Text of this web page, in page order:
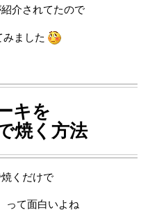
介されてたので
ました
キを
焼く方法
くだけで
って面白いよね